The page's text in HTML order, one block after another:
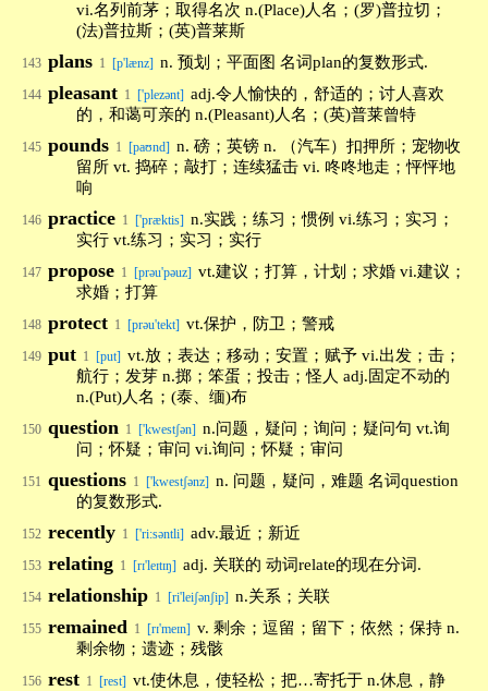
vi.名列前茅；取得名次 n.(Place)人名；(罗)普拉切；
(法)普拉斯；(英)普莱斯
143 plans 1 [p'lænz] n. 预划；平面图 名词plan的复数形式.
144 pleasant 1 ['plezənt] adj.令人愉快的，舒适的；讨人喜欢
的，和蔼可亲的 n.(Pleasant)人名；(英)普莱曾特
145 pounds 1 [paʊnd] n. 磅；英镑 n. （汽车）扣押所；宠物收
留所 vt. 捣碎；敲打；连续猛击 vi. 咚咚地走；怦怦地
响
146 practice 1 ['præktis] n.实践；练习；惯例 vi.练习；实习；
实行 vt.练习；实习；实行
147 propose 1 [prəu'pəuz] vt.建议；打算，计划；求婚 vi.建议；
求婚；打算
148 protect 1 [prəu'tekt] vt.保护，防卫；警戒
149 put 1 [put] vt.放；表达；移动；安置；赋予 vi.出发；击；
航行；发芽 n.掷；笨蛋；投击；怪人 adj.固定不动的
n.(Put)人名；(泰、缅)布
150 question 1 ['kwestʃən] n.问题，疑问；询问；疑问句 vt.询
问；怀疑；审问 vi.询问；怀疑；审问
151 questions 1 ['kwestʃənz] n. 问题，疑问，难题 名词question
的复数形式.
152 recently 1 ['ri:səntli] adv.最近；新近
153 relating 1 [rɪ'leɪtɪŋ] adj. 关联的 动词relate的现在分词.
154 relationship 1 [ri'leiʃənʃip] n.关系；关联
155 remained 1 [rɪ'meɪn] v. 剩余；逗留；留下；依然；保持 n.
剩余物；遗迹；残骸
156 rest 1 [rest] vt.使休息，使轻松；把…寄托于 n.休息，静